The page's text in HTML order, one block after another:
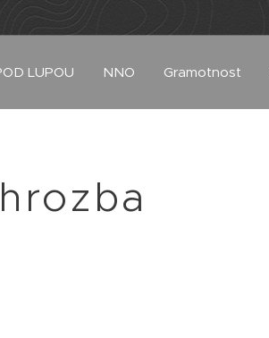
LUPOU NNO Gramotnost